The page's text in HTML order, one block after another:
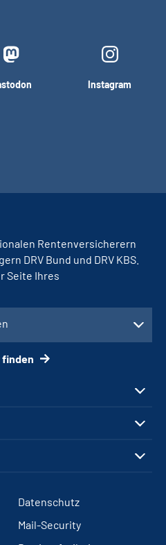
Instagram
Rentenversicherern
DRV Bund und DRV KBS.
Seite Ihres
finden
Datenschutz
Mail-Security